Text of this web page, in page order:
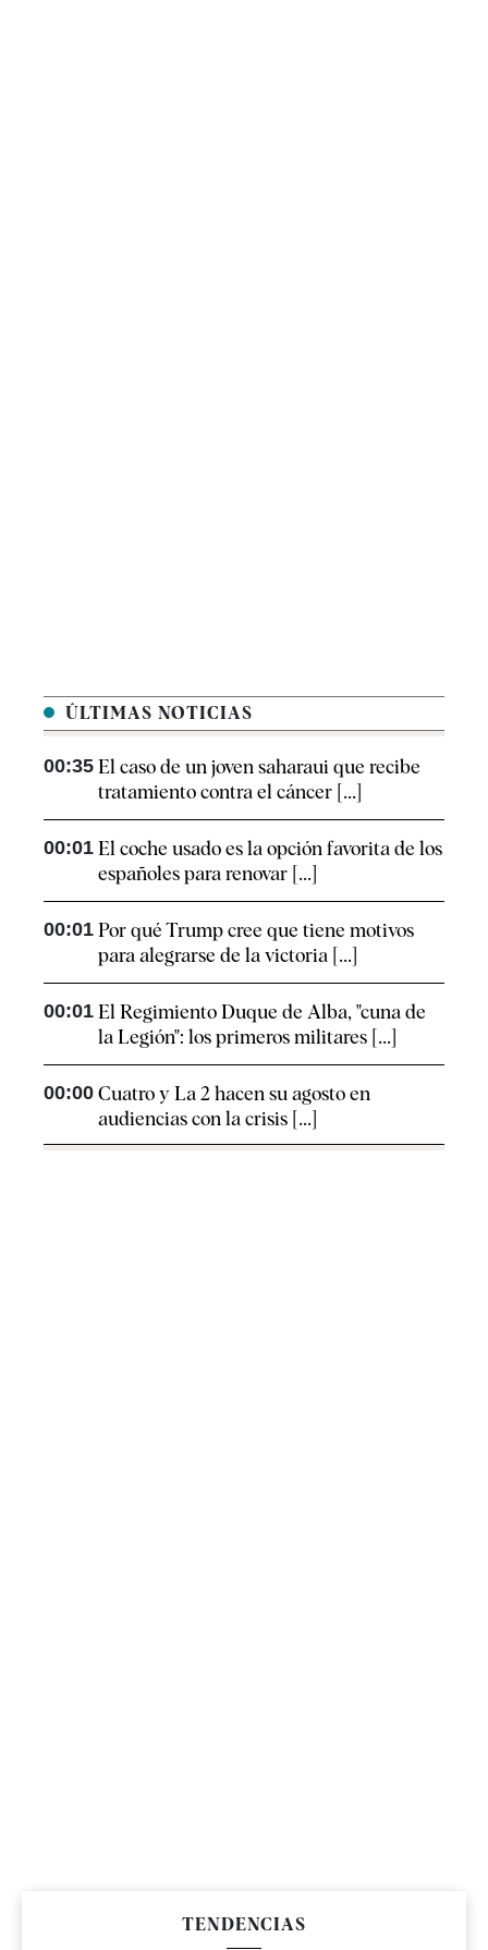
ÚLTIMAS NOTICIAS
00:35 El caso de un joven saharaui que recibe
tratamiento contra el cáncer [...]
00:01 El coche usado es la opción favorita de los
españoles para renovar [...]
00:01 Por qué Trump cree que tiene motivos
para alegrarse de la victoria [...]
00:01 El Regimiento Duque de Alba, "cuna de
la Legión": los primeros militares [...]
00:00 Cuatro y La 2 hacen su agosto en
audiencias con la crisis [...]
TENDENCIAS